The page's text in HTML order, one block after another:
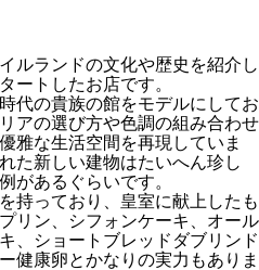
ルランドの文化や歴史を紹介し
ートしたお店です。
代の貴族の館をモデルにしてお
アの選び方や色調の組み合わせ
雅な生活空間を再現していま
た新しい建物はたいへん珍し
があるぐらいです。
持っており、皇室に献上したも
リン、シフォンケーキ、オール
、ショートブレッドダブリンド
健康卵とかなりの実力もありま